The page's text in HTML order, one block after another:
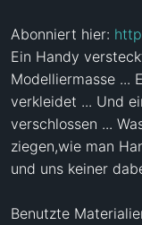
Abonniert hier:
Ein Handy
Modelliermasse ...
verkleidet ... Und
verschlossen ...
ziegen,wie man
und uns keiner
Benutzte